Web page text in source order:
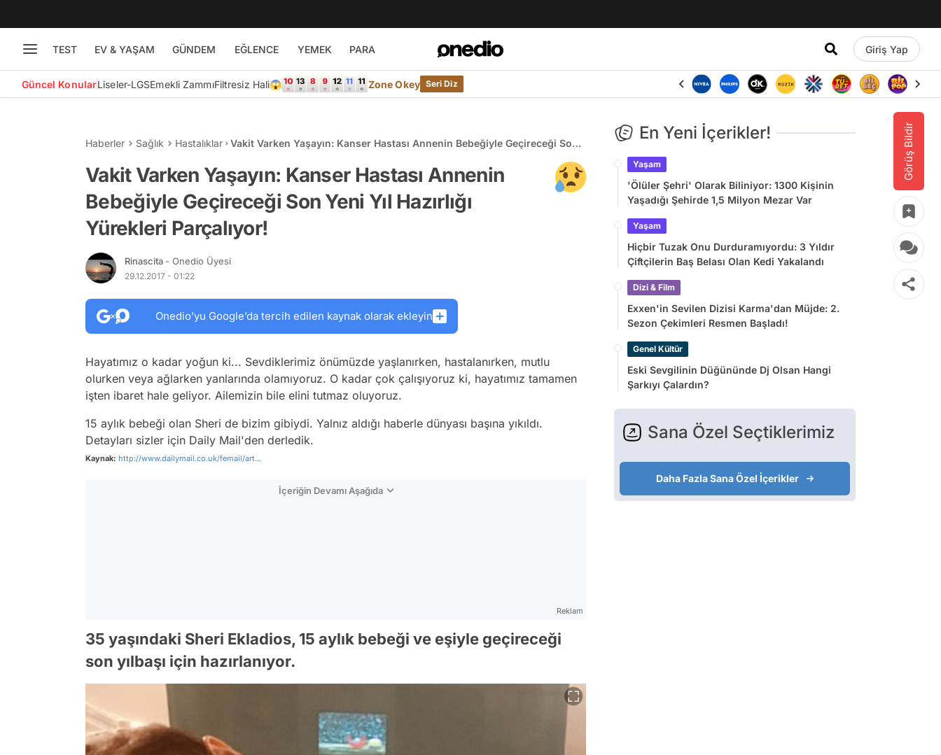
TEST EV & YAŞAM GÜNDEM EĞLENCE YEMEK PARA Giriş Yap
Güncel KonularLiseler-LGSEmekli ZammıFiltresiz Hali😱 Zone Okey Seri Diz
Görüş Bildir
Haberler Sağlık Hastalıklar
Vakit Varken Yaşayın: Kanser Hastası Annenin Bebeğiyle Geçireceği Son
Vakit Varken Yaşayın: Kanser Hastası Annenin
Bebeğiyle Geçireceği Son Yeni Yıl Hazırlığı
Yürekleri Parçalıyor!
Rinascita - Onedio Üyesi
29.12.2017 - 01:22
Onedio’yu Google’da tercih edilen kaynak olarak ekleyin
Hayatımız o kadar yoğun ki... Sevdiklerimiz önümüzde yaşlanırken, hastalanırken, mutlu
olurken veya ağlarken yanlarında olamıyoruz. O kadar çok çalışıyoruz ki, hayatımız tamamen
işten ibaret hale geliyor. Ailemizin bile elini tutmaz oluyoruz.
15 aylık bebeği olan Sheri de bizim gibiydi. Yalnız aldığı haberle dünyası başına yıkıldı.
Detayları sizler için Daily Mail'den derledik.
Kaynak: http://www.dailymail.co.uk/femail/art...
İçeriğin Devamı Aşağıda
Reklam
35 yaşındaki Sheri Ekladios, 15 aylık bebeği ve eşiyle geçireceği
son yılbaşı için hazırlanıyor.
En Yeni İçerikler!
Yaşam
'Ölüler Şehri' Olarak Biliniyor: 1300 Kişinin
Yaşadığı Şehirde 1,5 Milyon Mezar Var
Yaşam
Hiçbir Tuzak Onu Durduramıyordu: 3 Yıldır
Çiftçilerin Baş Belası Olan Kedi Yakalandı
Dizi & Film
Exxen'in Sevilen Dizisi Karma'dan Müjde: 2.
Sezon Çekimleri Resmen Başladı!
Genel Kültür
Eski Sevgilinin Düğününde Dj Olsan Hangi
Şarkıyı Çalardın?
Sana Özel Seçtiklerimiz
Daha Fazla Sana Özel İçerikler